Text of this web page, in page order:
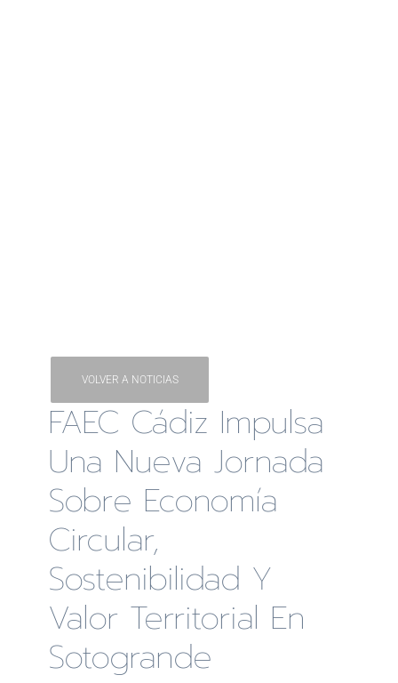
VOLVER A NOTICIAS
FAEC Cádiz Impulsa
Una Nueva Jornada
Sobre Economía
Circular,
Sostenibilidad Y
Valor Territorial En
Sotogrande